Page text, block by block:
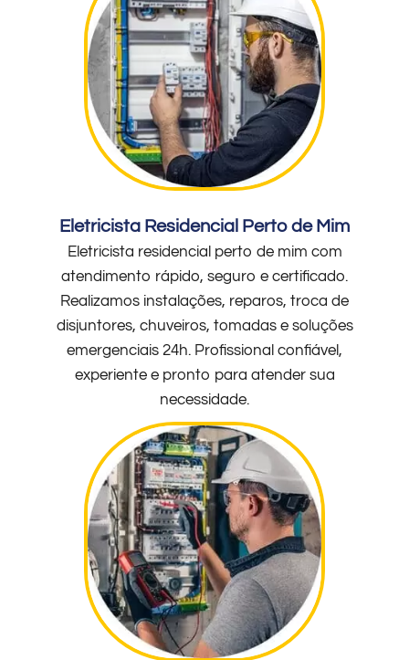
Eletricista Residencial Perto de Mim
Eletricista residencial perto de mim com
atendimento rápido, seguro e certificado.
Realizamos instalações, reparos, troca de
disjuntores, chuveiros, tomadas e soluções
emergenciais 24h. Profissional confiável,
experiente e pronto para atender sua
necessidade.